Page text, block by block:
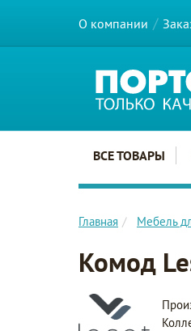
О компании
Главное меню сайта
ВСЕ ТОВАРЫ
Главная Мебель
Комод